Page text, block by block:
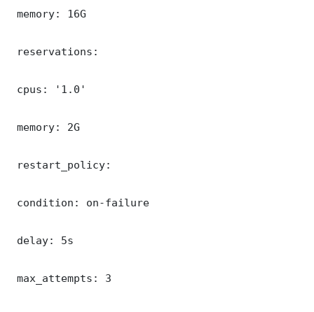
memory: 16G
reservations:
cpus: '1.0'
memory: 2G
restart_policy:
condition: on-failure
delay: 5s
max_attempts: 3